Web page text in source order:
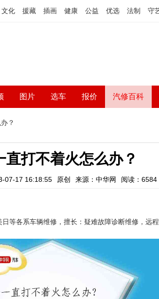
文化 援藏 插画 健康 公益 优选 法制 守
图片 选车 报价 汽修百科
？
直打不着火怎么办？
07-17 16:18:55 原创 来源：中华网 阅读：6584